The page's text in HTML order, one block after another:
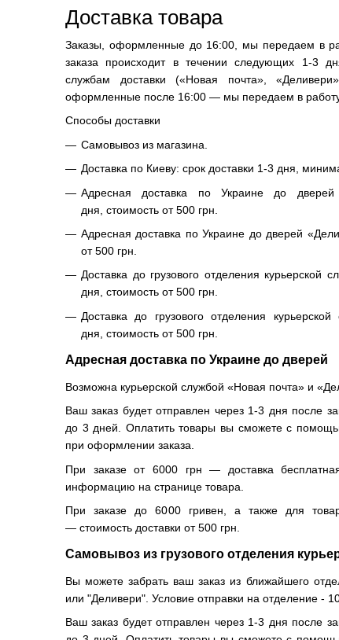
Доставка товара
Заказы, оформленные до 16:00, мы передаем в
заказа происходит в течении следующих 1-3
службам доставки («Новая почта»,
оформленные после 16:00 — мы передаем в
Способы доставки
Самовывоз из магазина.
Доставка по Киеву: срок доставки 1-3 дня,
Адресная доставка по Украине до
дня, стоимость от 500 грн.
Адресная доставка по Украине до дверей
от 500 грн.
Доставка до грузового отделения курьерской
дня, стоимость от 500 грн.
Доставка до грузового отделения
дня, стоимость от 500 грн.
Адресная доставка по Украине до дверей
Возможна курьерской службой «Новая почта» и
Ваш заказ будет отправлен через 1-3 дня после
до 3 дней. Оплатить товары вы сможете с
при оформлении заказа.
При заказе от 6000 грн — доставка
информацию на странице товара.
При заказе до 6000 гривен, а также для
— стоимость доставки от 500 грн.
Самовывоз из грузового отделения
Вы можете забрать ваш заказ из ближайшего
или "Деливери". Условие отправки на отделение -
Ваш заказ будет отправлен через 1-3 дня после